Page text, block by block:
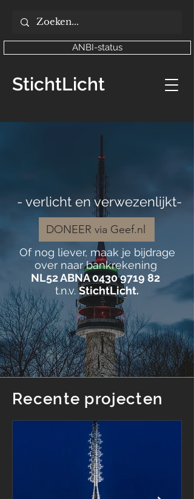
ANBI-status
StichtLicht
- verlicht en verwezenlijkt-
DONEER via Geef.nl
Of nog liever, maak je bijdrage
over naar bankrekening
NL52 ABNA0430 9719 82
t.n.v.StichtLicht.
Recente projecten